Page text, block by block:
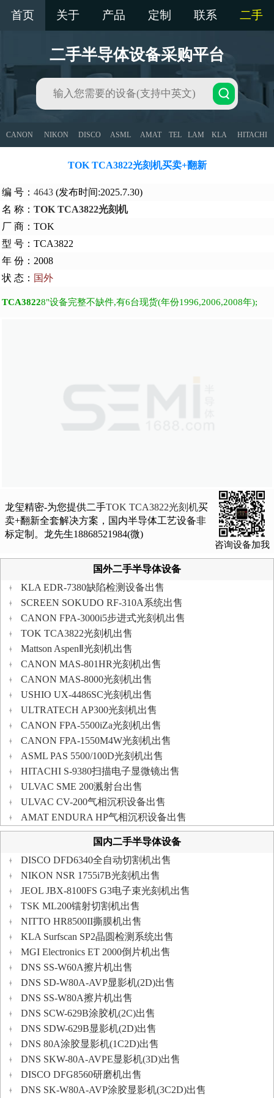
首页 关于 产品 定制 联系 二手
二手半导体设备采购平台
CANON NIKON DISCO ASML AMAT TEL LAM KLA HITACHI
TOK TCA3822光刻机买卖+翻新
编 号： 4643 (发布时间:2025.7.30)
名 称： TOK TCA3822光刻机
厂 商：TOK
型 号：TCA3822
年 份：2008
状 态： 国外
TCA38228"设备完整不缺件,有6台现货(年份1996,2006,2008年);
龙玺精密-为您提供二手TOK TCA3822光刻机买
卖+翻新全套解决方案，国内半导体工艺设备非
标定制。龙先生18868521984(微)
咨询设备加我
国外二手半导体设备
KLA EDR-7380缺陷检测设备出售
SCREEN SOKUDO RF-310A系统出售
CANON FPA-3000i5步进式光刻机出售
TOK TCA3822光刻机出售
Mattson AspenⅡ光刻机出售
CANON MAS-801HR光刻机出售
CANON MAS-8000光刻机出售
USHIO UX-4486SC光刻机出售
ULTRATECH AP300光刻机出售
CANON FPA-5500iZa光刻机出售
CANON FPA-1550M4W光刻机出售
ASML PAS 5500/100D光刻机出售
HITACHI S-9380扫描电子显微镜出售
ULVAC SME 200溅射台出售
ULVAC CV-200气相沉积设备出售
AMAT ENDURA HP气相沉积设备出售
国内二手半导体设备
DISCO DFD6340全自动切割机出售
NIKON NSR 1755i7B光刻机出售
JEOL JBX-8100FS G3电子束光刻机出售
TSK ML200镭射切割机出售
NITTO HR8500II撕膜机出售
KLA Surfscan SP2晶圆检测系统出售
MGI Electronics ET 2000倒片机出售
DNS SS-W60A擦片机出售
DNS SD-W80A-AVP显影机(2D)出售
DNS SS-W80A擦片机出售
DNS SCW-629B涂胶机(2C)出售
DNS SDW-629B显影机(2D)出售
DNS 80A涂胶显影机(1C2D)出售
DNS SKW-80A-AVPE显影机(3D)出售
DISCO DFG8560研磨机出售
DNS SK-W80A-AVP涂胶显影机(3C2D)出售